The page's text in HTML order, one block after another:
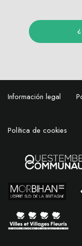
Información legal
Política de cookies